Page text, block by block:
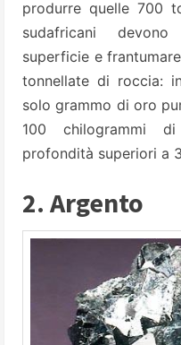
produrre quelle 700
sudafricani
superficie e
tonnellate di roccia:
solo grammo di oro
100 chilogrammi
profondità superiori a
2. Argento